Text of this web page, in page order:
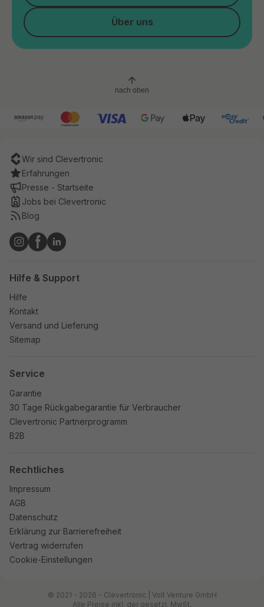
Über uns
nach oben
Wir sind Clevertronic
Erfahrungen
Presse - Startseite
Jobs bei Clevertronic
Blog
Hilfe & Support
Hilfe
Kontakt
Versand und Lieferung
Sitemap
Service
Garantie
30 Tage Rückgabegarantie für Verbraucher
Clevertronic Partnerprogramm
B2B
Rechtliches
Impressum
AGB
Datenschutz
Erklärung zur Barrierefreiheit
Vertrag widerrufen
Cookie-Einstellungen
© 2021 - 2026 - Clevertronic | Volt Venture GmbH
Alle Preise inkl. der gesetzl. MwSt.